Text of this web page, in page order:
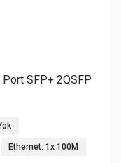
SFP+ 2QSFP
Ethernet: 1x 100M